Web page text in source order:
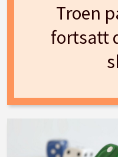
Troen
fortsatt